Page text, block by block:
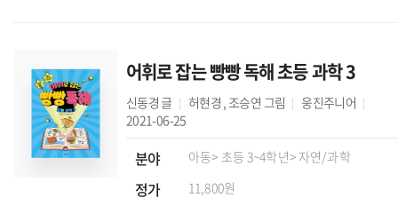
어휘로 잡는 빵빵 독해 초등 과학 3
신동경 글 허현경 ,조승연 그림
웅진주니어
2021-06-25
분야 아동> 초등 3~4학년> 자연/과학
정가 11,800원